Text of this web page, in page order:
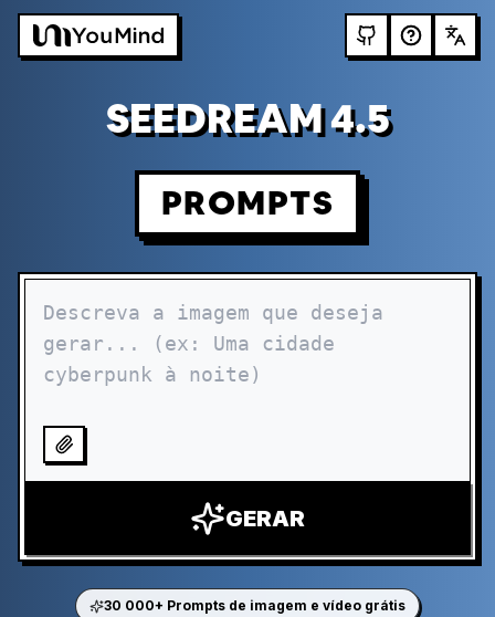
SEEDREAM 4.5
PROMPTS
GERAR
30 000+ Prompts de imagem e vídeo grátis